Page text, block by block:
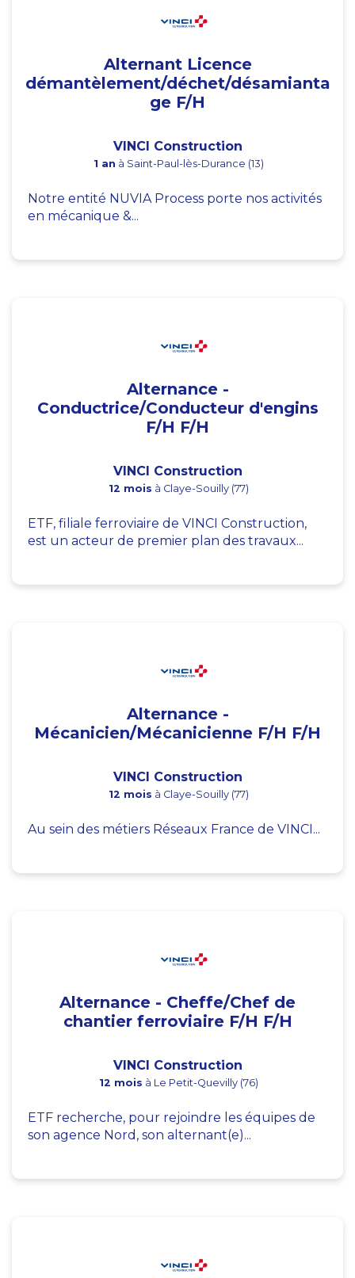
Alternant Licence
démantèlement/déchet/désamianta
ge F/H
VINCI Construction
1 an à Saint-Paul-lès-Durance (13)
Notre entité NUVIA Process porte nos activités
en mécanique &...
Alternance -
Conductrice/Conducteur d'engins
F/H F/H
VINCI Construction
12 mois à Claye-Souilly (77)
ETF, filiale ferroviaire de VINCI Construction,
est un acteur de premier plan des travaux...
Alternance -
Mécanicien/Mécanicienne F/H F/H
VINCI Construction
12 mois à Claye-Souilly (77)
Au sein des métiers Réseaux France de VINCI...
Alternance - Cheffe/Chef de
chantier ferroviaire F/H F/H
VINCI Construction
12 mois à Le Petit-Quevilly (76)
ETF recherche, pour rejoindre les équipes de
son agence Nord, son alternant(e)...